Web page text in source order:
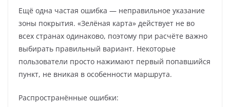
Ещё одна частая ошибка — неправильное указание
зоны покрытия. «Зелёная карта» действует не во
всех странах одинаково, поэтому при расчёте важно
выбирать правильный вариант. Некоторые
пользователи просто нажимают первый попавшийся
пункт, не вникая в особенности маршрута.
Распространённые ошибки: